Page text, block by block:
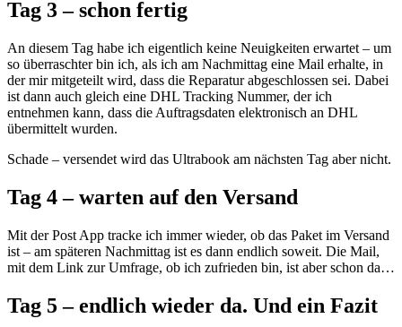
Tag 3 – schon fertig
An diesem Tag habe ich eigentlich keine Neuigkeiten erwartet – um
so überraschter bin ich, als ich am Nachmittag eine Mail erhalte, in
der mir mitgeteilt wird, dass die Reparatur abgeschlossen sei. Dabei
ist dann auch gleich eine DHL Tracking Nummer, der ich
entnehmen kann, dass die Auftragsdaten elektronisch an DHL
übermittelt wurden.
Schade – versendet wird das Ultrabook am nächsten Tag aber nicht.
Tag 4 – warten auf den Versand
Mit der Post App tracke ich immer wieder, ob das Paket im Versand
ist – am späteren Nachmittag ist es dann endlich soweit. Die Mail,
mit dem Link zur Umfrage, ob ich zufrieden bin, ist aber schon da…
Tag 5 – endlich wieder da. Und ein Fazit